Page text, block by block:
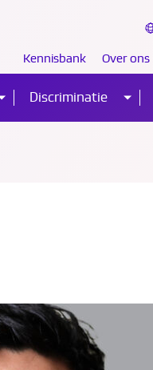
Sub
Discriminatie
Sub
Kennisbank Over ons